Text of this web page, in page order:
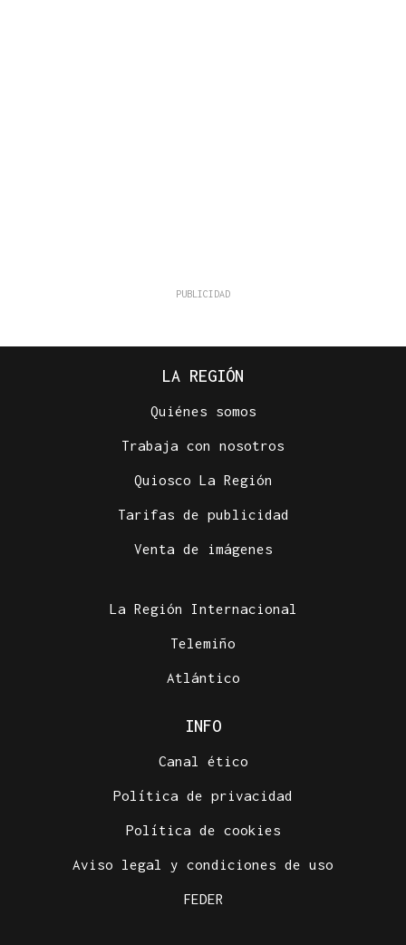
LA REGIÓN
Quiénes somos
Trabaja con nosotros
Quiosco La Región
Tarifas de publicidad
Venta de imágenes
La Región Internacional
Telemiño
Atlántico
INFO
Canal ético
Política de privacidad
Política de cookies
Aviso legal y condiciones de uso
FEDER